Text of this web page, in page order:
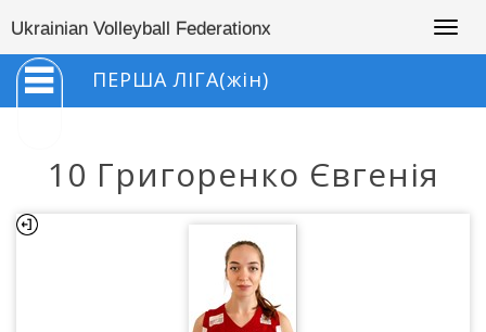
Ukrainian Volleyball Federationx
ПЕРША ЛІГА(жін)
10 Григоренко Євгенія